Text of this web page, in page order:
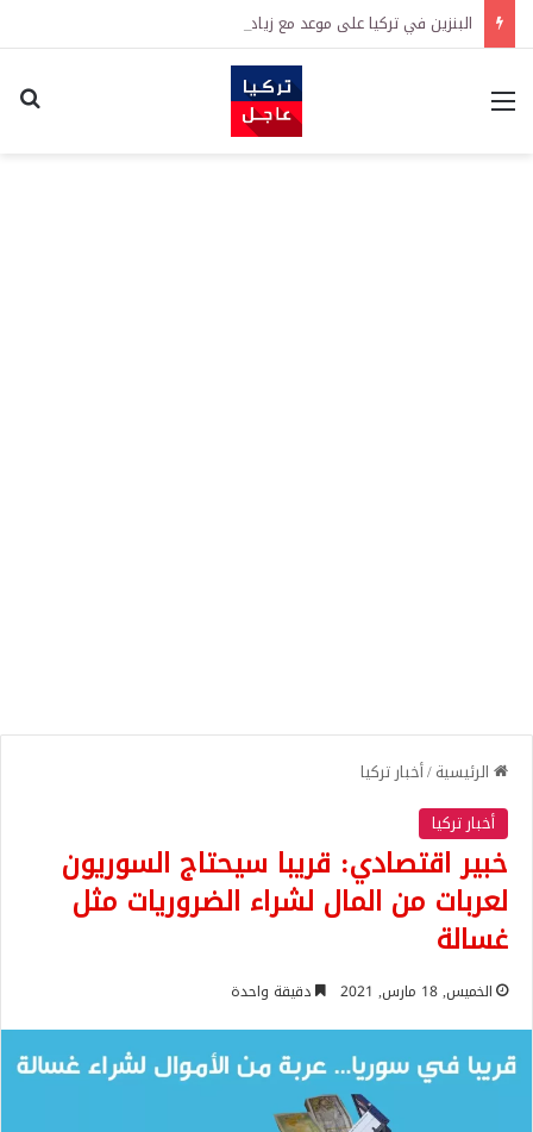
البنزين في تركيا على موعد مع زيادة جديدة.. كم سترتفع الأسعار؟
القائمة
الرئيسية/أخبار تركيا
أخبار تركيا
خبير اقتصادي: قريبا سيحتاج السوريون
لعربات من المال لشراء الضروريات مثل
غسالة
الخميس, 18 مارس, 2021 دقيقة واحدة